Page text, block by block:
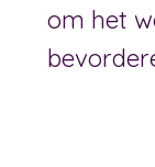
om het